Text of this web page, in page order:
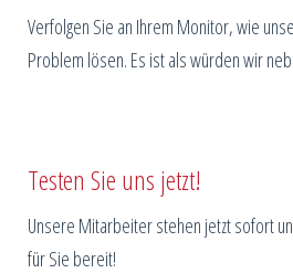
Verfolgen Sie an Ihrem Monitor, wie
Problem lösen. Es ist als würden wir
Testen Sie uns jetzt!
Unsere Mitarbeiter stehen jetzt sofort
für Sie bereit!